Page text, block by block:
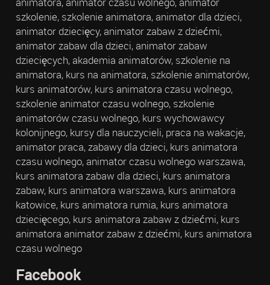
szkolenie, szkolenie animatora, animator dla dzieci,
animator dziecięcy, animator zabaw z dziećmi,
animator zabaw dla dzieci, animator zabaw
dziecięcych, akademia animatorów, szkolenie na
animatora, kurs na animatora, szkolenie animatorów,
kurs animatorów, kurs animatora czasu wolnego,
szkolenie animator czasu wolnego, szkolenie
animatorów czasu wolnego, kurs wychowawcy
kolonijnego, kursy dla nauczycieli, praca na wakacje,
animator praca, zabawy dla dzieci, kurs animatora
czasu wolnego, animator czasu wolnego warszawa,
kurs animatora zabaw dla dzieci, kurs animatora
zabaw, kurs animatora warszawa, kurs animatora
katowice, kurs animatora rumia, kurs animatora
dziecięcego, kurs animatora zabaw z dziećmi, kurs
animatora animator zabaw z dziećmi, kurs animatora
czasu wolnego
Facebook